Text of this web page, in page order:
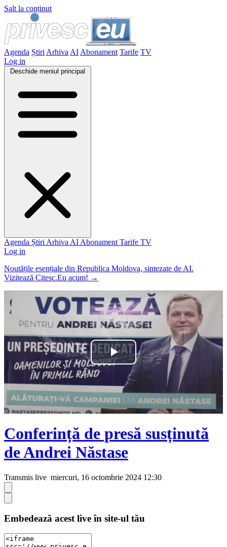
Salt la conținut
Agenda Știri Arhiva AI Abonament Tarife TV
Log in
Deschide meniul principal
Agenda Știri Arhiva AI Abonament Tarife TV
Log in
Noutățile esențiale din Republica Moldova, sintezate de AI.
Vizitează Citesc.Eu acum! →
Play
Video
Conferință de presă susținută
de Andrei Năstase
Transmis live miercuri, 16 octombrie 2024 12:30
Embedează acest live în site-ul tău